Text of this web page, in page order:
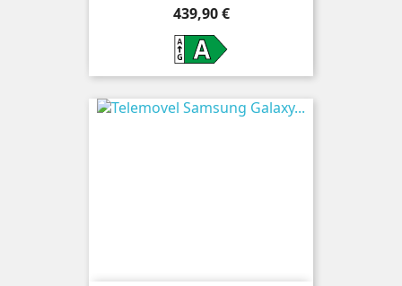
Preço
439,90 €